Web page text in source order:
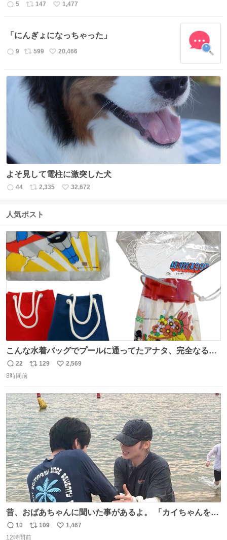
返
数
5
リ
ス
ト
数
147
い
ね
数
1,477
「にんぎょになっちゃった」
返
数
9
リ
ス
ト
数
599
い
ね
20,466
よそ見して電柱に激突した犬
返
数
44
リ
ス
数
2,335
い
32,672
人気ポスト
こんな水着バッグでプールに通ってたアナタ、完全なる同
世代（笑） #70年代 #80年代 #昭和レトロ
返
信
22
リ
ト
数
129
い
数
2,569
8時間前
昔、おばあちゃんに聞いた事があるよ。 「カイちゃんをい
じめると、アイツが海から上がって来るぞ。」って。
返
10
リ
109
い
1,467
12時間前